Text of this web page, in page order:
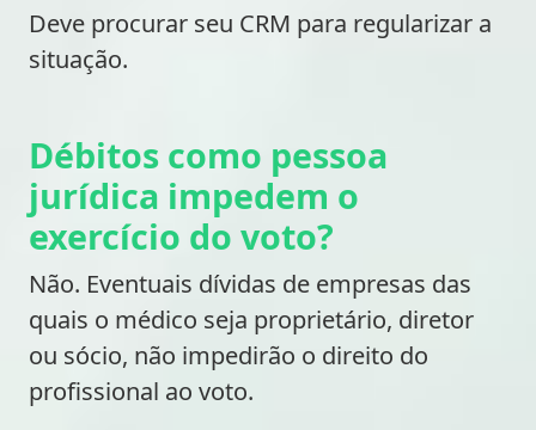
Deve procurar seu CRM para regularizar a
situação.
Débitos como pessoa
jurídica impedem o
exercício do voto?
Não. Eventuais dívidas de empresas das
quais o médico seja proprietário, diretor
ou sócio, não impedirão o direito do
profissional ao voto.